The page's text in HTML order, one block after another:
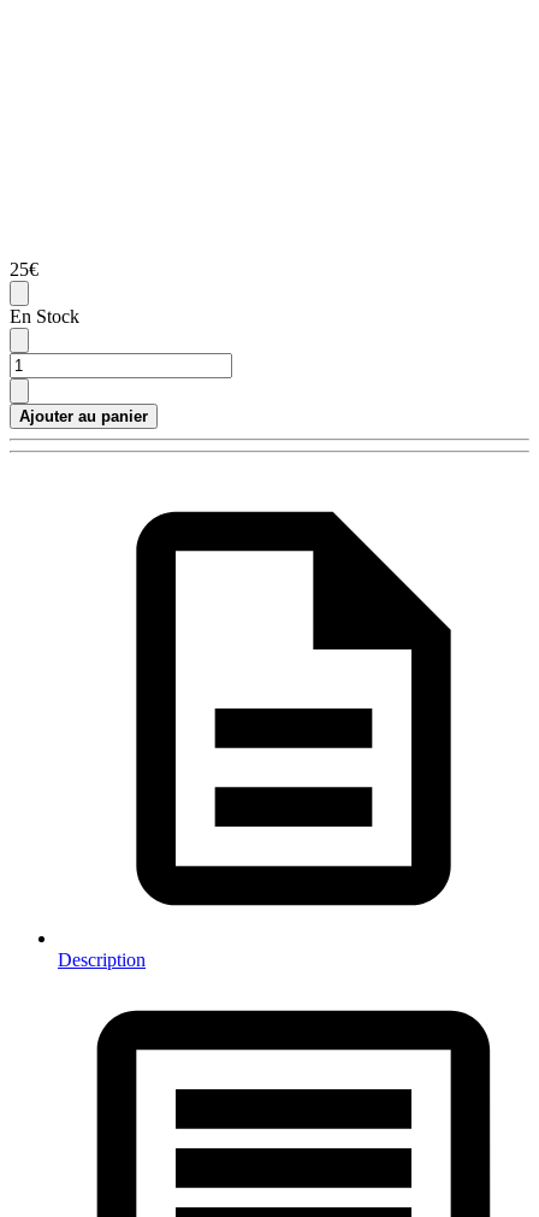
25€
En Stock
Ajouter au panier
Description